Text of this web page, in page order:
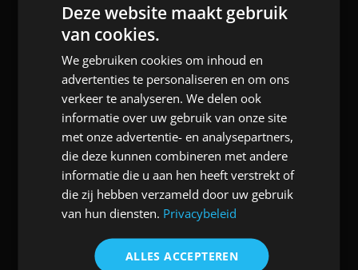

Herkeuring van de installatie
Na de installatie moet de elektrische installatie
worden herkeurd om te voldoen aan de
Belgische AREI-regelgeving.
Deze website maakt gebruik
van cookies.
We gebruiken cookies om inhoud en
advertenties te personaliseren en om ons
verkeer te analyseren. We delen ook
informatie over uw gebruik van onze site
met onze advertentie- en analysepartners,
die deze kunnen combineren met andere
informatie die u aan hen heeft verstrekt of
die zij hebben verzameld door uw gebruik
van hun diensten. Privacybeleid
ALLES ACCEPTEREN